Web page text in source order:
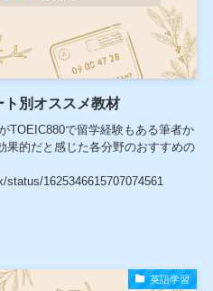
ト別オススメ教材
TOEIC880で留学経験もある筆者か
果的だと感じた各分野のおすすめの
1625346615707074561
英語学習